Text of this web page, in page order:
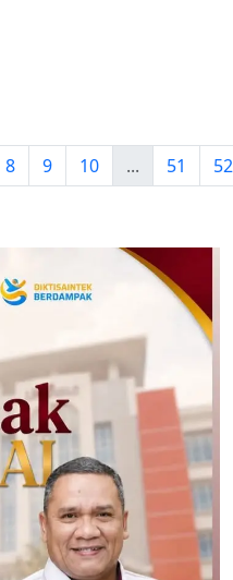
8 9 10 ... 51 52